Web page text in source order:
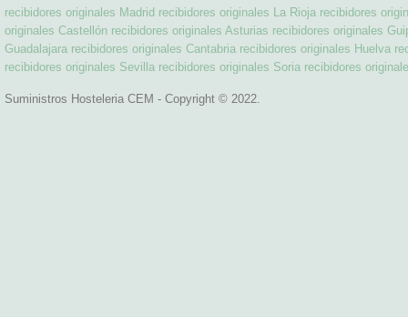
recibidores originales Madrid recibidores originales La Rioja recibidores
originales Castellón recibidores originales Asturias recibidores originales
Guadalajara recibidores originales Cantabria recibidores originales Huelva
recibidores originales Sevilla recibidores originales Soria recibidores
Suministros Hosteleria CEM - Copyright © 2022.